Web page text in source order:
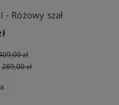
Różowy szał
zł
289,00 zł